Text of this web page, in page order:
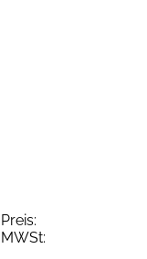
Preis:
MWSt: